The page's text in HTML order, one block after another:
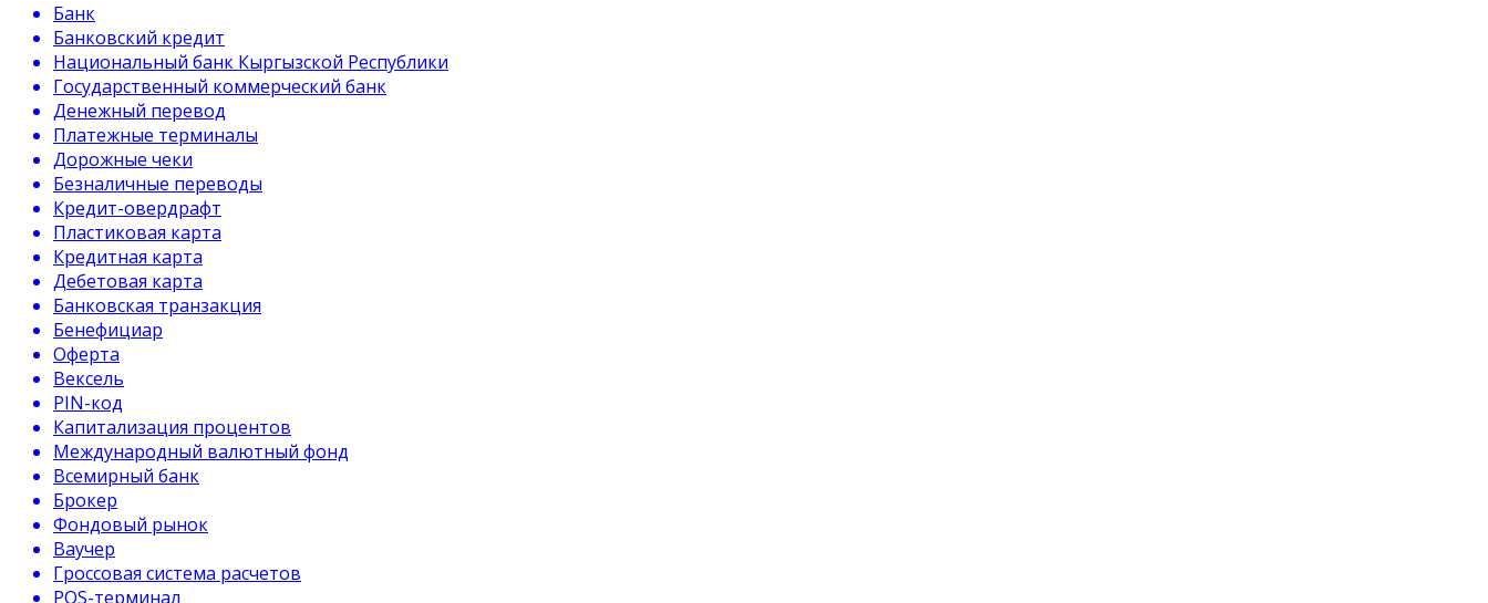
Банк
Банковский кредит
Национальный банк Кыргызской Республики
Государственный коммерческий банк
Денежный перевод
Платежные терминалы
Дорожные чеки
Безналичные переводы
Кредит-овердрафт
Пластиковая карта
Кредитная карта
Дебетовая карта
Банковская транзакция
Бенефициар
Оферта
Вексель
PIN-код
Капитализация процентов
Международный валютный фонд
Всемирный банк
Брокер
Фондовый рынок
Ваучер
Гроссовая система расчетов
POS-терминал